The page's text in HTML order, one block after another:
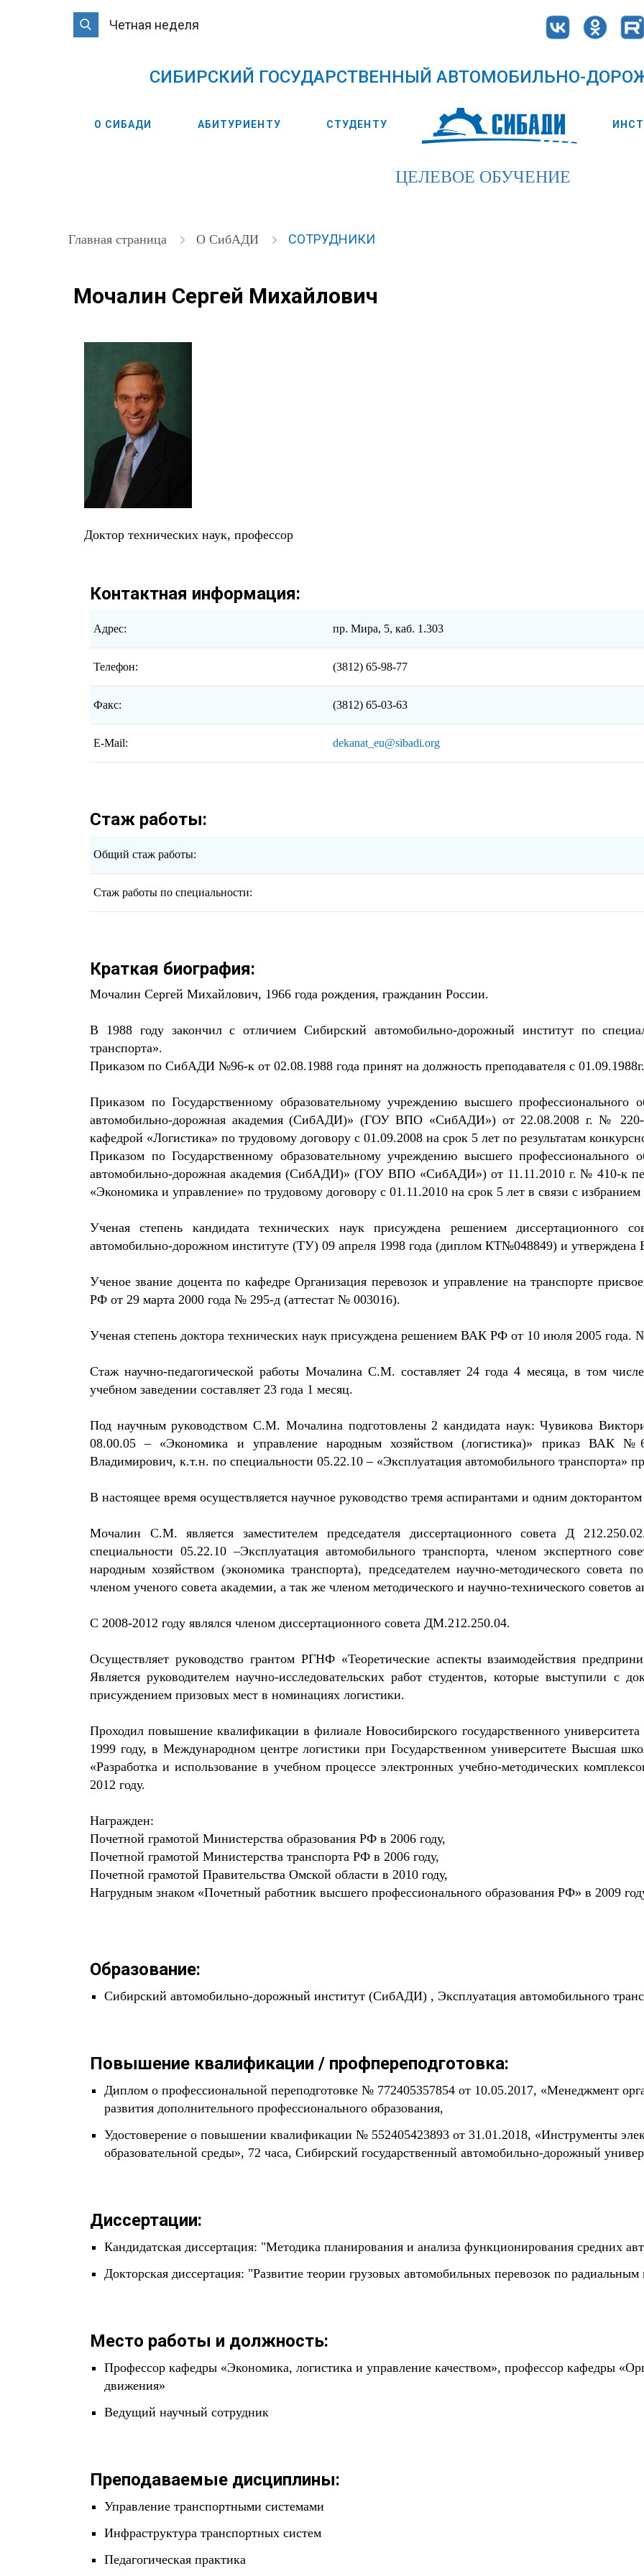
Четная неделя
CИБИРСКИЙ ГОСУДАРСТВЕННЫЙ АВТОМОБИЛЬНО-
О СИБАДИ АБИТУРИЕНТУ СТУДЕНТУ
ЦЕЛЕВОЕ ОБУЧЕНИЕ
Главная страница О СибАДИ СОТРУДНИКИ
Мочалин Сергей Михайлович
Доктор технических наук, профессор
Контактная информация:
Адрес: пр. Мира, 5, каб. 1.303
Телефон: (3812) 65-98-77
Факс: (3812) 65-03-63
E-Mail: dekanat_eu@sibadi.org
Стаж работы:
Общий стаж работы:
Стаж работы по специальности:
Краткая биография:
Мочалин Сергей Михайлович, 1966 года рождения, гражданин России.
В 1988 году закончил с отличием Сибирский автомобильно-дорожный институт по
транспорта».
Приказом по СибАДИ №96-к от 02.08.1988 года принят на должность преподавателя с 01.09.1988г.
Приказом по Государственному образовательному учреждению высшего профессионального
автомобильно-дорожная академия (СибАДИ)» (ГОУ ВПО «СибАДИ») от 22.08.2008 г. № 220-
кафедрой «Логистика» по трудовому договору с 01.09.2008 на срок 5 лет по результатам
Приказом по Государственному образовательному учреждению высшего профессионального
автомобильно-дорожная академия (СибАДИ)» (ГОУ ВПО «СибАДИ») от 11.11.2010 г. № 410-к
«Экономика и управление» по трудовому договору с 01.11.2010 на срок 5 лет в связи с
Ученая степень кандидата технических наук присуждена решением диссертационного
автомобильно-дорожном институте (ТУ) 09 апреля 1998 года (диплом КТ№048849) и
Ученое звание доцента по кафедре Организация перевозок и управление на транспорте
РФ от 29 марта 2000 года № 295-д (аттестат № 003016).
Ученая степень доктора технических наук присуждена решением ВАК РФ от 10 июля 2005
Стаж научно-педагогической работы Мочалина С.М. составляет 24 года 4 месяца, в том
учебном заведении составляет 23 года 1 месяц.
Под научным руководством С.М. Мочалина подготовлены 2 кандидата наук: Чувикова
08.00.05 – «Экономика и управление народным хозяйством (логистика)» приказ ВАК
Владимирович, к.т.н. по специальности 05.22.10 – «Эксплуатация автомобильного транспорта»
В настоящее время осуществляется научное руководство тремя аспирантами и одним
Мочалин С.М. является заместителем председателя диссертационного совета Д
специальности 05.22.10 –Эксплуатация автомобильного транспорта, членом экспертного
народным хозяйством (экономика транспорта), председателем научно-методического
членом ученого совета академии, а так же членом методического и научно-технического советов
С 2008-2012 году являлся членом диссертационного совета ДМ.212.250.04.
Осуществляет руководство грантом РГНФ «Теоретические аспекты взаимодействия
Является руководителем научно-исследовательских работ студентов, которые выступили с
присуждением призовых мест в номинациях логистики.
Проходил повышение квалификации в филиале Новосибирского государственного
1999 году, в Международном центре логистики при Государственном университете Высшая
«Разработка и использование в учебном процессе электронных учебно-методических
2012 году.
Награжден:
Почетной грамотой Министерства образования РФ в 2006 году,
Почетной грамотой Министерства транспорта РФ в 2006 году,
Почетной грамотой Правительства Омской области в 2010 году,
Нагрудным знаком «Почетный работник высшего профессионального образования РФ» в 2009
Образование:
Сибирский автомобильно-дорожный институт (СибАДИ) , Эксплуатация автомобильного
Повышение квалификации / профпереподготовка:
Диплом о профессиональной переподготовке № 772405357854 от 10.05.2017, «Менеджмент
развития дополнительного профессионального образования,
Удостоверение о повышении квалификации № 552405423893 от 31.01.2018, «Инструменты
образовательной среды», 72 часа, Сибирский государственный автомобильно-дорожный
Диссертации:
Кандидатская диссертация: "Методика планирования и анализа функционирования средних
Докторская диссертация: "Развитие теории грузовых автомобильных перевозок по
Место работы и должность:
Профессор кафедры «Экономика, логистика и управление качеством», профессор кафедры
движения»
Ведущий научный сотрудник
Преподаваемые дисциплины:
Управление транспортными системами
Инфраструктура транспортных систем
Педагогическая практика